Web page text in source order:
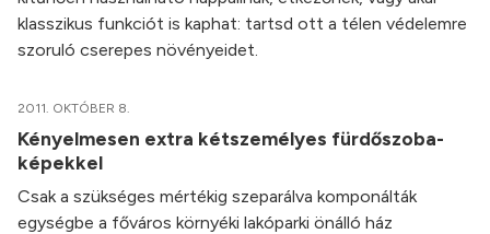
klasszikus funkciót is kaphat: tartsd ott a télen védelemre
szoruló cserepes növényeidet.
2011. OKTÓBER 8.
Kényelmesen extra kétszemélyes fürdőszoba-
képekkel
Csak a szükséges mértékig szeparálva komponálták
egységbe a főváros környéki lakóparki önálló ház